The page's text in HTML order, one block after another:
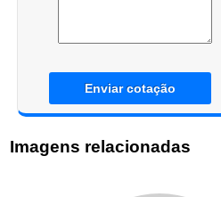
Enviar cotação
Imagens relacionadas